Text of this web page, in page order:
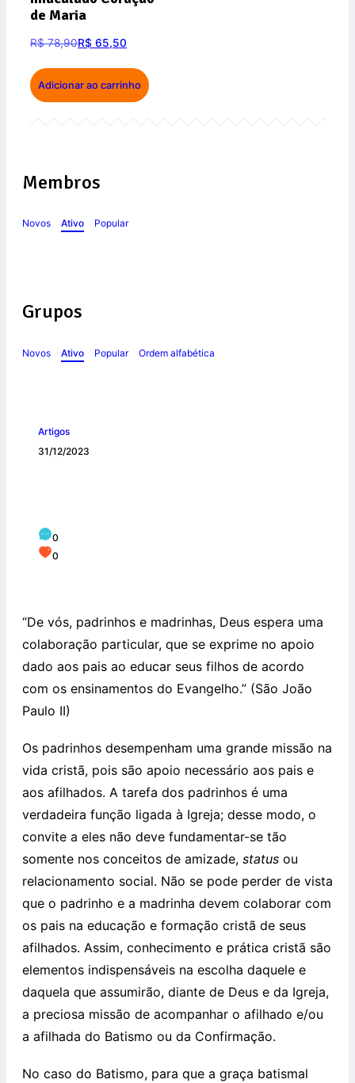
de Maria
R$78,90R$ 65,50
Adicionar ao carrinho
Membros
Novos Ativo Popular
Grupos
Novos Ativo Popular Ordem alfabética
Artigos
31/12/2023
0
0
“De vós, padrinhos e madrinhas, Deus espera uma
colaboração particular, que se exprime no apoio
dado aos pais ao educar seus filhos de acordo
com os ensinamentos do Evangelho.” (São João
Paulo II)
Os padrinhos desempenham uma grande missão na
vida cristã, pois são apoio necessário aos pais e
aos afilhados. A tarefa dos padrinhos é uma
verdadeira função ligada à Igreja; desse modo, o
convite a eles não deve fundamentar-se tão
somente nos conceitos de amizade, status ou
relacionamento social. Não se pode perder de vista
que o padrinho e a madrinha devem colaborar com
os pais na educação e formação cristã de seus
afilhados. Assim, conhecimento e prática cristã são
elementos indispensáveis na escolha daquele e
daquela que assumirão, diante de Deus e da Igreja,
a preciosa missão de acompanhar o afilhado e/ou
a afilhada do Batismo ou da Confirmação.
No caso do Batismo, para que a graça batismal